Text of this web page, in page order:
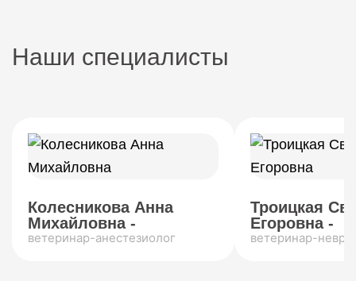
Наши специалисты
Колесникова Анна
Михайловна -
ветеринар-анестезиолог
Троицкая
Егоровна -
ветеринар-